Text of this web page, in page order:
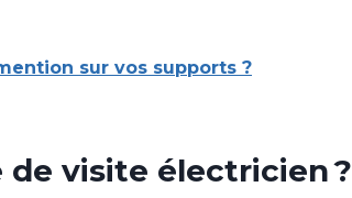
sur vos supports ?
visite électricien ?